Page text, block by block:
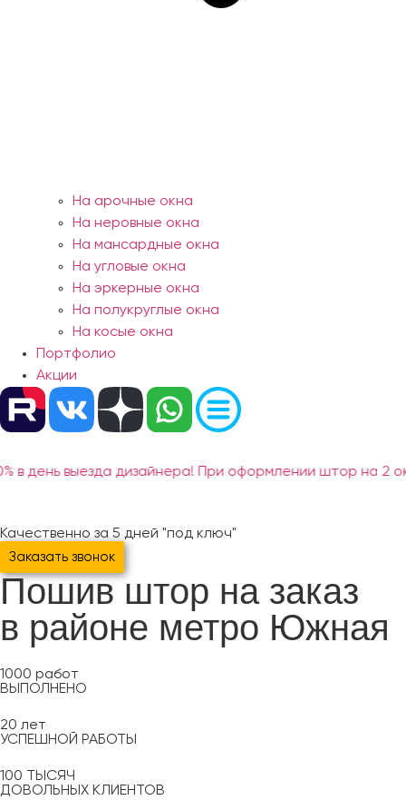
На арочные окна
На неровные окна
На мансардные окна
На угловые окна
На эркерные окна
На полукруглые окна
На косые окна
Портфолио
Акции
в день выезда дизайнера! При оформлении штор на 2
Качественно за 5 дней "под ключ"
Заказать звонок
Пошив штор на заказ
в районе метро Южная
1000 работ
ВЫПОЛНЕНО
20 лет
УСПЕШНОЙ РАБОТЫ
100
ТЫСЯЧ
ДОВОЛЬНЫХ КЛИЕНТОВ